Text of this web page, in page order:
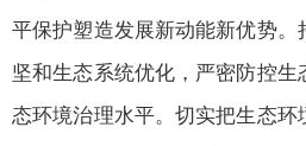
平保护塑造发展新动能新优势
坚和生态系统优化，严密防控生
态环境治理水平。切实把生态环